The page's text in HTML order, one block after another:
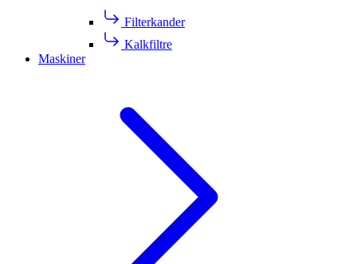
Filterkander
Kalkfiltre
Maskiner